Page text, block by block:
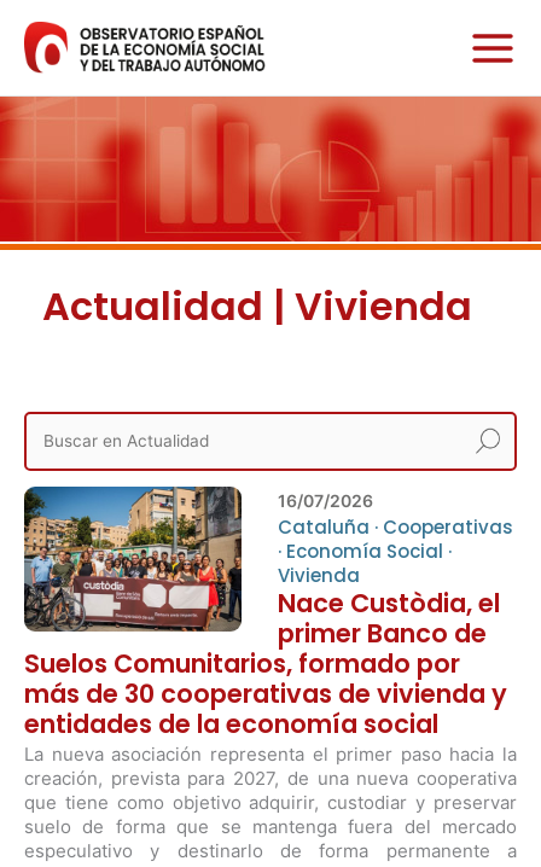
contenido
Actualidad | Vivienda
16/07/2026
Cataluña · Cooperativas
· Economía Social ·
Vivienda
Nace Custòdia, el
primer Banco de
Suelos Comunitarios, formado por
más de 30 cooperativas de vivienda y
entidades de la economía social
La nueva asociación representa el primer paso hacia la
creación, prevista para 2027, de una nueva cooperativa
que tiene como objetivo adquirir, custodiar y preservar
suelo de forma que se mantenga fuera del mercado
especulativo y destinarlo de forma permanente a